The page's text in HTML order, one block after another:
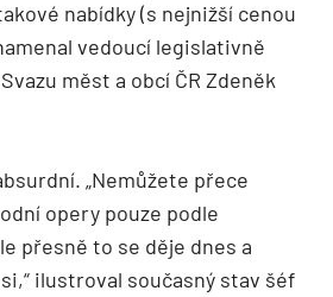
nabídky (s nejnižší cenou
vedoucí legislativně
měst a obcí ČR Zdeněk
„Nemůžete přece
opery pouze podle
přesně to se děje dnes a
ilustroval současný stav šéf